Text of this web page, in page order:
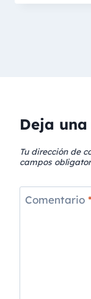
Deja
Tu dirección de
campos
Comentario *